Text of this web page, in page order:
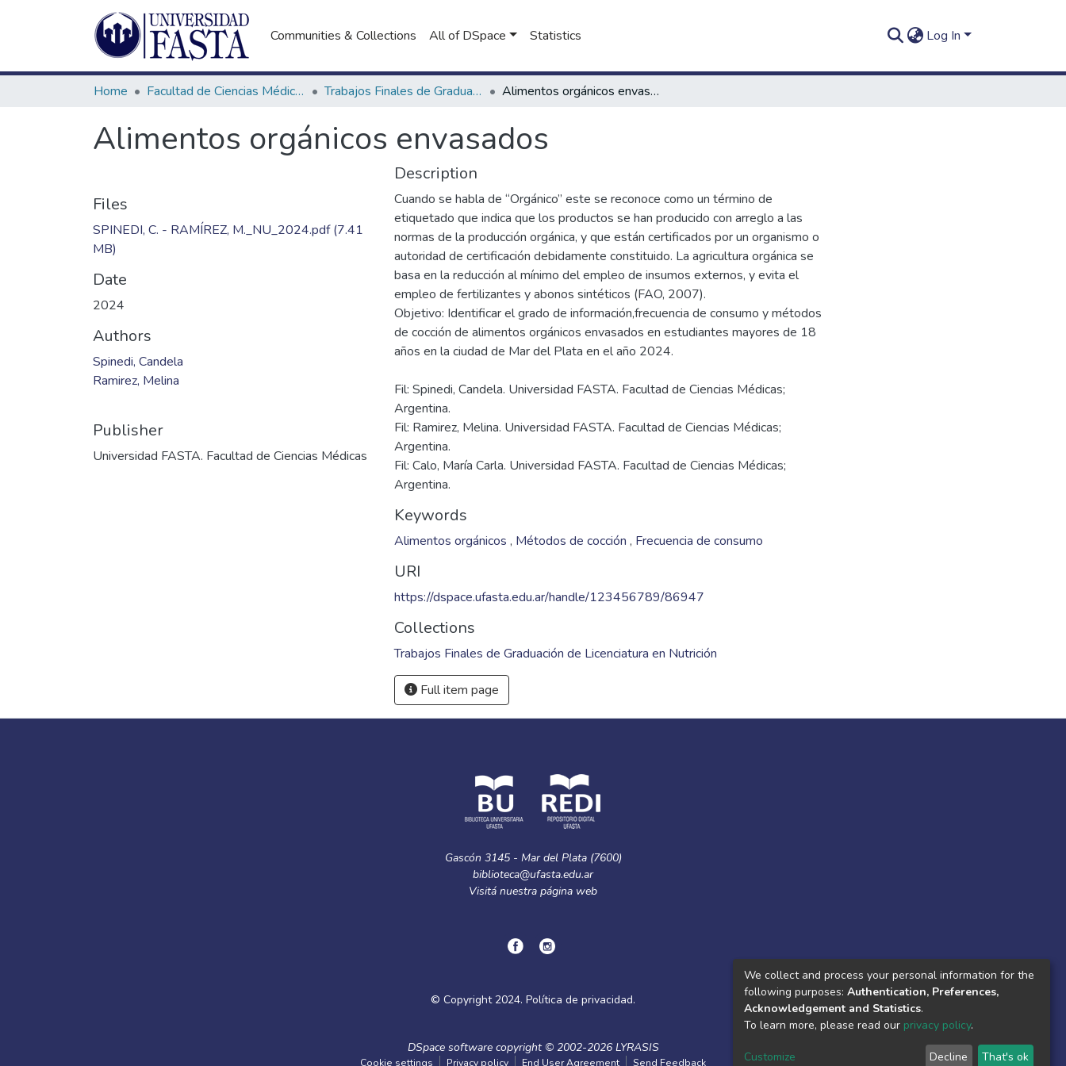
Communities & Collections All of DSpace Statistics Log In
Home Facultad de Ciencias Médicas Trabajos Finales de Graduación de Licenciatura en Nutrición Alimentos orgánicos envasados
Alimentos orgánicos envasados
Files
SPINEDI, C. - RAMÍREZ, M._NU_2024.pdf(7.41
MB)
Date
2024
Authors
Spinedi, Candela
Ramirez, Melina
Publisher
Universidad FASTA. Facultad de Ciencias Médicas
Description
Cuando se habla de “Orgánico” este se reconoce como un término de
etiquetado que indica que los productos se han producido con arreglo a las
normas de la producción orgánica, y que están certificados por un organismo o
autoridad de certificación debidamente constituido. La agricultura orgánica se
basa en la reducción al mínimo del empleo de insumos externos, y evita el
empleo de fertilizantes y abonos sintéticos (FAO, 2007).
Objetivo: Identificar el grado de información,frecuencia de consumo y métodos
de cocción de alimentos orgánicos envasados en estudiantes mayores de 18
Fil: Spinedi, Candela. Universidad FASTA. Facultad de Ciencias Médicas;
Argentina.
Fil: Ramirez, Melina. Universidad FASTA. Facultad de Ciencias Médicas;
Argentina.
Fil: Calo, María Carla. Universidad FASTA. Facultad de Ciencias Médicas;
Argentina.
Keywords
Alimentos orgánicos , Métodos de cocción , Frecuencia de consumo
URI
https://dspace.ufasta.edu.ar/handle/123456789/86947
Collections
Trabajos Finales de Graduación de Licenciatura en Nutrición
Full item page
Gascón 3145 - Mar del Plata (7600)
biblioteca@ufasta.edu.ar
Visitá nuestra página web
© Copyright 2024. Política de privacidad.
DSpace softwarecopyright © 2002-2026LYRASIS
Cookie settings Privacy policy End User Agreement Send Feedback
We collect and process your personal information for the
following purposes: Authentication, Preferences,
Acknowledgement and Statistics.
To learn more, please read our privacy policy.
Customize Decline That's ok